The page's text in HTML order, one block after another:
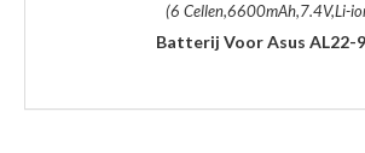
(6 Cellen,6600mAh,7.4V,Li-
Batterij Voor Asus AL22-